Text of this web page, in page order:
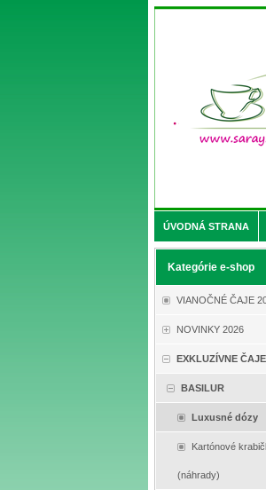
ÚVODNÁ STRANA
Kategórie e-shop
VIANOČNÉ ČAJE
NOVINKY 2026
EXKLUZÍVNE ČAJE
BASILUR
Luxusné dózy
Kartónové
(náhrady)